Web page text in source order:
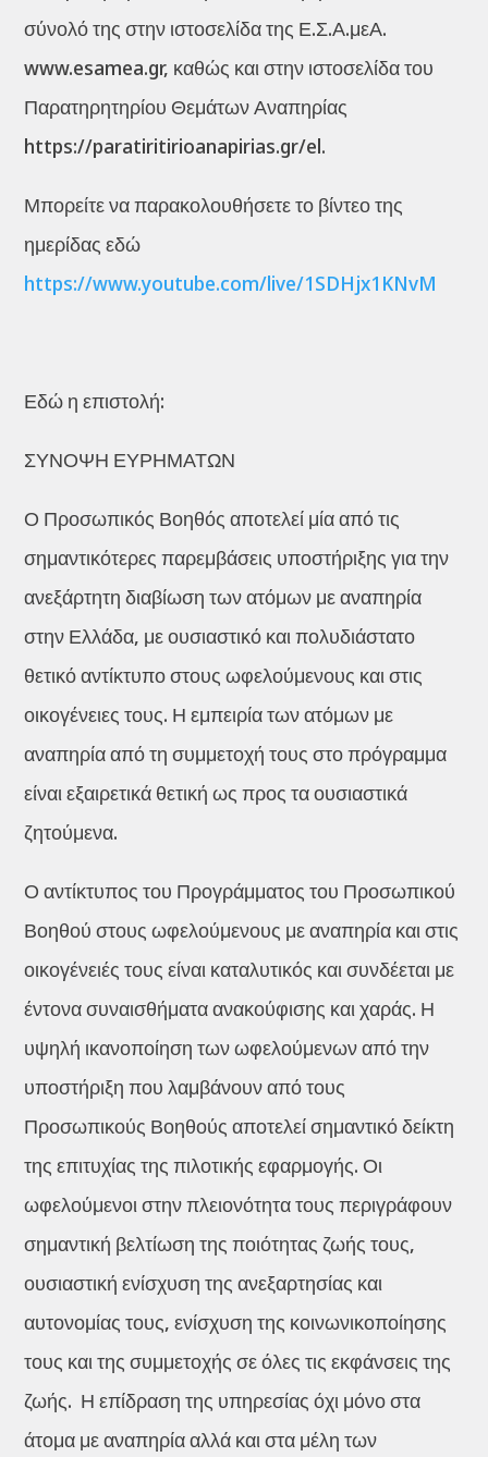
σύνολό της στην ιστοσελίδα της Ε.Σ.Α.μεΑ.
www.esamea.gr, καθώς και στην ιστοσελίδα του
Παρατηρητηρίου Θεμάτων Αναπηρίας
https://paratiritirioanapirias.gr/el.
Μπορείτε να παρακολουθήσετε το βίντεο της
ημερίδας εδώ
https://www.youtube.com/live/1SDHjx1KNvM
Εδώ η επιστολή:
ΣΥΝΟΨΗ ΕΥΡΗΜΑΤΩΝ
Ο Προσωπικός Βοηθός αποτελεί μία από τις
σημαντικότερες παρεμβάσεις υποστήριξης για την
ανεξάρτητη διαβίωση των ατόμων με αναπηρία
στην Ελλάδα, με ουσιαστικό και πολυδιάστατο
θετικό αντίκτυπο στους ωφελούμενους και στις
οικογένειες τους. Η εμπειρία των ατόμων με
αναπηρία από τη συμμετοχή τους στο πρόγραμμα
είναι εξαιρετικά θετική ως προς τα ουσιαστικά
ζητούμενα.
Ο αντίκτυπος του Προγράμματος του Προσωπικού
Βοηθού στους ωφελούμενους με αναπηρία και στις
οικογένειές τους είναι καταλυτικός και συνδέεται με
έντονα συναισθήματα ανακούφισης και χαράς. Η
υψηλή ικανοποίηση των ωφελούμενων από την
υποστήριξη που λαμβάνουν από τους
Προσωπικούς Βοηθούς αποτελεί σημαντικό δείκτη
της επιτυχίας της πιλοτικής εφαρμογής. Οι
ωφελούμενοι στην πλειονότητα τους περιγράφουν
σημαντική βελτίωση της ποιότητας ζωής τους,
ουσιαστική ενίσχυση της ανεξαρτησίας και
αυτονομίας τους, ενίσχυση της κοινωνικοποίησης
τους και της συμμετοχής σε όλες τις εκφάνσεις της
ζωής. Η επίδραση της υπηρεσίας όχι μόνο στα
άτομα με αναπηρία αλλά και στα μέλη των